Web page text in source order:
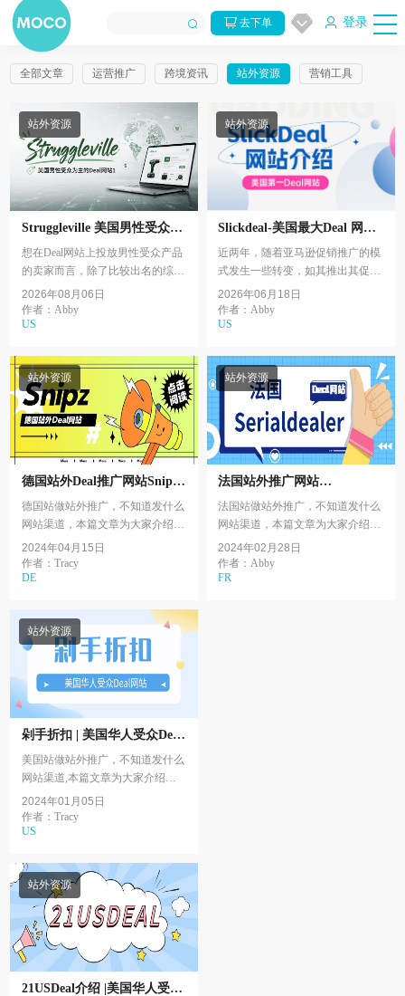
去下单 登录
全部文章 运营推广 跨境资讯 站外资源 营销工具
站外资源
Struggleville 美国男性受众为
主的Deal网站1
想在Deal网站上投放男性受众产品
的卖家而言，除了比较出名的综合
类网站，比如Dealnews, Slickdeal等
渠道之外，也有其他男性受众居多
的网站可以选择...
2026年08月06日
作者：Abby
US
站外资源
Slickdeal-美国最大Deal 网站
介绍，从2.0到3.0发帖有哪些
变化？
近两年，随着亚马逊促销推广的模
式发生一些转变，如其推出其促销
推广平台ACC等，站外促销也在悄
然发生一些变化，其中在 SlickDeal
网站的变化尤为...
2026年06月18日
作者：Abby
US
站外资源
德国站外Deal推广网站Snipz
最新介绍
德国站做站外推广，不知道发什么
网站渠道，本篇文章为大家介绍
Snipz。一Snipz介绍Snipz是德国新
兴Deal网站，每天都会在互联网上
追踪最便宜的商品、...
2024年04月15日
作者：Tracy
DE
站外资源
法国站外推广网站
Serialdealer最新介绍
法国站做站外推广，不知道发什么
网站渠道，本篇文章为大家介绍
Serialdealer。一Serialdealer介绍
2024年02月28日
作者：Abby
FR
站外资源
剁手折扣 | 美国华人受众Deal
网站介绍第四篇
美国站做站外推广，不知道发什么
网站渠道,本篇文章为大家介绍华
人受众渠道系列的第四篇 -
Duoshouus剁手折扣。一剁手折扣
介绍剁手折扣 – 全天24小时实...
2024年01月05日
作者：Tracy
US
站外资源
21USDeal介绍 |美国华人受众